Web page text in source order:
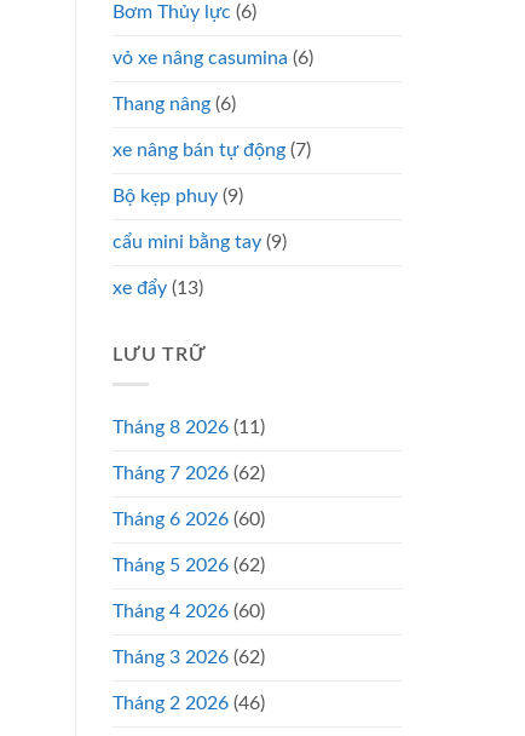
Bơm Thủy lực (6)
vỏ xe nâng casumina (6)
Thang nâng (6)
xe nâng bán tự động (7)
Bộ kẹp phuy (9)
cẩu mini bằng tay (9)
xe đẩy (13)
LƯU TRỮ
Tháng 8 2026 (11)
Tháng 7 2026 (62)
Tháng 6 2026 (60)
Tháng 5 2026 (62)
Tháng 4 2026 (60)
Tháng 3 2026 (62)
Tháng 2 2026 (46)